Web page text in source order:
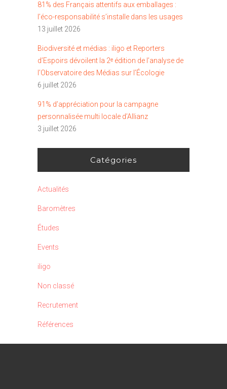
81% des Français attentifs aux emballages :
l’éco-responsabilité s’installe dans les usages
13 juillet 2026
Biodiversité et médias : iligo et Reporters
d’Espoirs dévoilent la 2ᵉ édition de l’analyse de
l’Observatoire des Médias sur l’Écologie
6 juillet 2026
91% d’appréciation pour la campagne
personnalisée multi locale d’Allianz
3 juillet 2026
Catégories
Actualités
Baromètres
Études
Events
iligo
Non classé
Recrutement
Références